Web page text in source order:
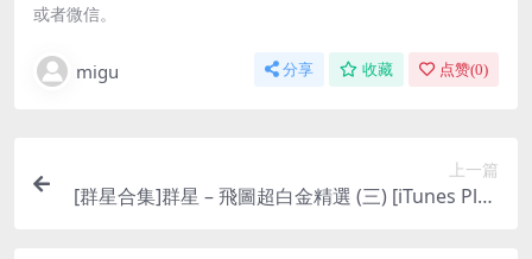
或者微信。
migu 分享 收藏 点赞(0)
上一篇
[群星合集]群星 – 飛圖超白金精選 (三) [iTunes Plus